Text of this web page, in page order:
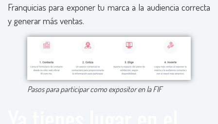
Franquicias para exponer tu marca a la audiencia correcta
y generar más ventas.
Pasos para participar como expositor en la FIF